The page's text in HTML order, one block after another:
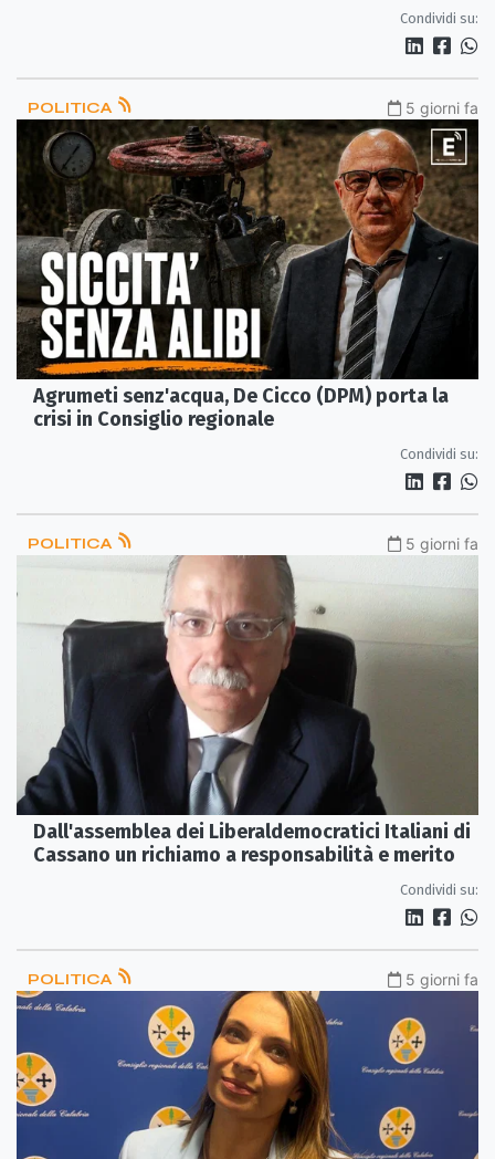
Condividi su:
POLITICA 5 giorni fa
Agrumeti senz'acqua, De Cicco (DPM) porta la
crisi in Consiglio regionale
Condividi su:
POLITICA 5 giorni fa
Dall'assemblea dei Liberaldemocratici Italiani di
Cassano un richiamo a responsabilità e merito
Condividi su:
POLITICA 5 giorni fa